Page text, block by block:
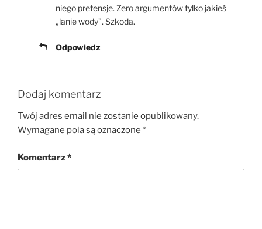
niego pretensje. Zero argumentów tylko jakieś
„lanie wody”. Szkoda.
Odpowiedz
Dodaj komentarz
Twój adres email nie zostanie opublikowany.
Wymagane pola są oznaczone *
Komentarz*